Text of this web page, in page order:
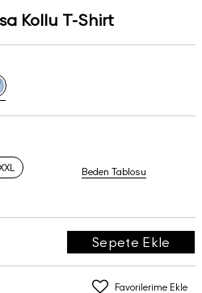
Kollu T-Shirt
Beden Tablosu
Favorilerime Ekle
Sepete Ekle